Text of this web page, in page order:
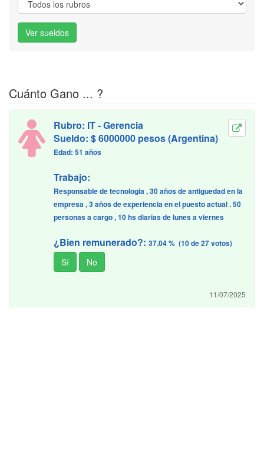
Cuánto Gano ... ?
Rubro: IT - Gerencia
Sueldo: $ 6000000 pesos (Argentina)
Edad: 51 años
Trabajo:
Responsable de tecnologia , 30 años de antiguedad en la
empresa , 3 años de experiencia en el puesto actual . 50
personas a cargo , 10 hs diarias de lunes a viernes
¿Bien remunerado?: 37.04 % (10 de 27 votos)
11/07/2025